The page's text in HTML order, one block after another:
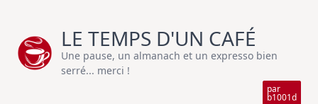
content
LE TEMPS D'UN CAFÉ
Une pause, un almanach et un expresso bien
serré... merci !
par
b1001d